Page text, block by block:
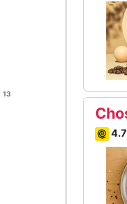
13
4.7